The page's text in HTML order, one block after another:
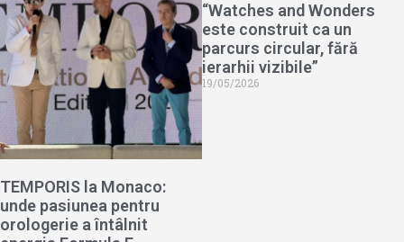
TEMPORIS la Monaco:
unde pasiunea pentru
orologerie a întâlnit
“Watches and Wonders
este construit ca un
parcurs circular, fără
ierarhii vizibile”
19/05/2026